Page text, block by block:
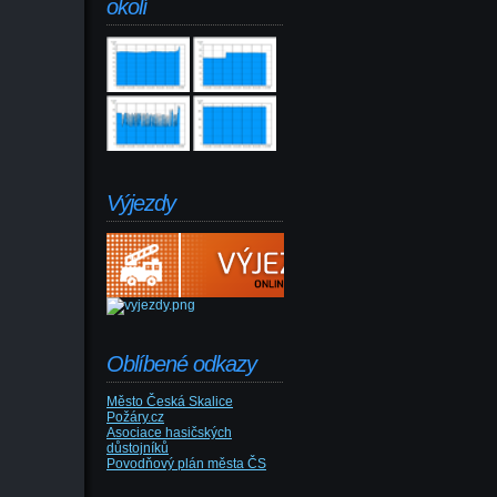
okolí
Výjezdy
Oblíbené odkazy
Město Česká Skalice
Požáry.cz
Asociace hasičských
důstojníků
Povodňový plán města ČS